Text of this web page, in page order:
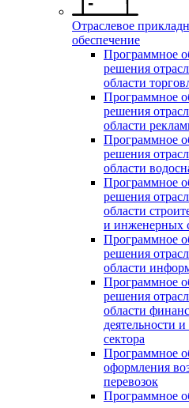
Отраслевое
обеспечение
Программное
решения
области
Программное
решения
области
Программное
решения
области
Программное
решения
области
и инженерных
Программное
решения
области
Программное
решения
области
деятельности
сектора
Программное
оформления
перевозок
Программное